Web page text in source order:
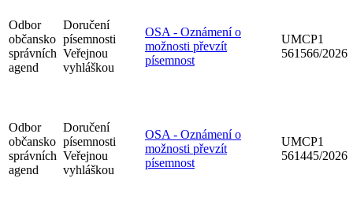
Odbor
občansko
správních
agend
Doručení
písemnosti
Veřejnou
vyhláškou
OSA - Oznámení o
možnosti převzít
písemnost
UMCP1
561566/2026
Odbor
občansko
správních
agend
Doručení
písemnosti
Veřejnou
vyhláškou
OSA - Oznámení o
možnosti převzít
písemnost
UMCP1
561445/2026